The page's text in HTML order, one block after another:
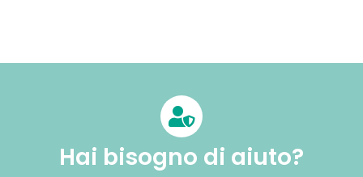
Hai bisogno di aiuto?